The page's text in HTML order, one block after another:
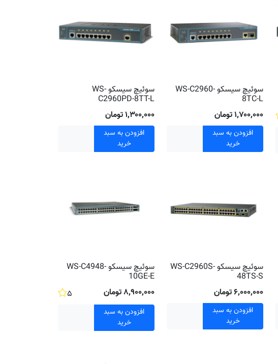
سوئیچ سیسکو WS-C2960-
8TC-L
۱٬۷۰۰٬۰۰۰ تومان
افزودن به سبد
خرید
سوئیچ سیسکو WS-
C2960PD-8TT-L
۱٬۳۰۰٬۰۰۰ تومان
افزودن به سبد
خرید
سوئیچ سیسکو WS-C2960S-
48TS-S
۶٬۰۰۰٬۰۰۰ تومان
افزودن به سبد
خرید
سوئیچ سیسکو WS-C4948-
10GE-E
۵
۸٬۹۰۰٬۰۰۰ تومان
افزودن به سبد
خرید